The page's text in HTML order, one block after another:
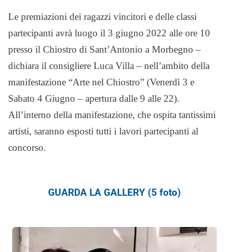
Le premiazioni dei ragazzi vincitori e delle classi
partecipanti avrà luogo il 3 giugno 2022 alle ore 10
presso il Chiostro di Sant’Antonio a Morbegno –
dichiara il consigliere Luca Villa – nell’ambito della
manifestazione “Arte nel Chiostro” (Venerdì 3 e
Sabato 4 Giugno – apertura dalle 9 alle 22).
All’interno della manifestazione, che ospita tantissimi
artisti, saranno esposti tutti i lavori partecipanti al
concorso.
GUARDA LA GALLERY (5 foto)